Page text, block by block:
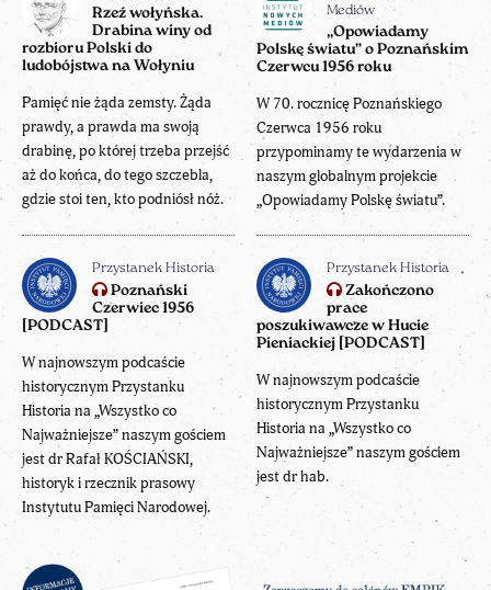
Rzeź wołyńska.
Drabina winy od
rozbioru Polski do
ludobójstwa na Wołyniu
Pamięć nie żąda zemsty. Żąda
prawdy, a prawda ma swoją
drabinę, po której trzeba przejść
aż do końca, do tego szczebla,
gdzie stoi ten, kto podniósł nóż.
Mediów
„Opowiadamy
Polskę światu” o Poznańskim
Czerwcu 1956 roku
W 70. rocznicę Poznańskiego
Czerwca 1956 roku
przypominamy te wydarzenia w
naszym globalnym projekcie
„Opowiadamy Polskę światu”.
Przystanek Historia
Poznański
Czerwiec 1956
[PODCAST]
W najnowszym podcaście
historycznym Przystanku
Historia na „Wszystko co
Najważniejsze” naszym gościem
jest dr Rafał KOŚCIAŃSKI,
historyk i rzecznik prasowy
Instytutu Pamięci Narodowej.
Przystanek Historia
Zakończono
prace
poszukiwawcze w Hucie
Pieniackiej [PODCAST]
W najnowszym podcaście
historycznym Przystanku
Historia na „Wszystko co
Najważniejsze” naszym gościem
jest dr hab.